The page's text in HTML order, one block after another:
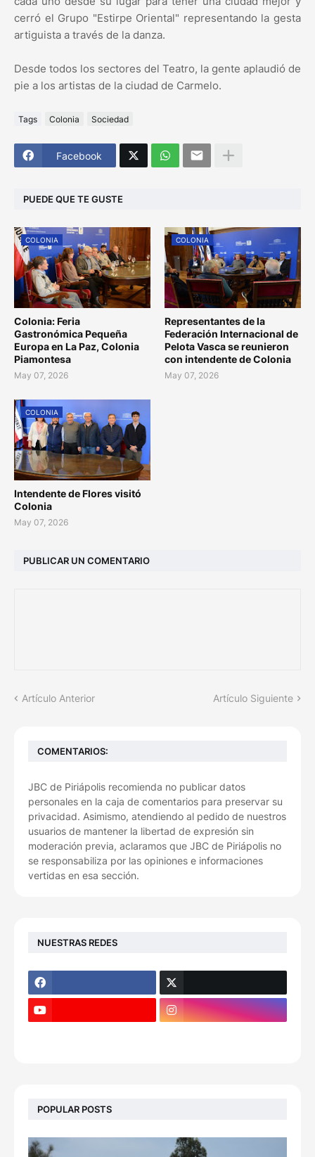
cerró el Grupo "Estirpe Oriental" representando la gesta
artiguista a través de la danza.
Desde todos los sectores del Teatro, la gente aplaudió de
pie a los artistas de la ciudad de Carmelo.
Tags Colonia Sociedad
Facebook
PUEDE QUE TE GUSTE
COLONIA
Colonia: Feria
Gastronómica Pequeña
Europa en La Paz, Colonia
Piamontesa
May 07, 2026
COLONIA
Representantes de la
Federación Internacional de
Pelota Vasca se reunieron
con intendente de Colonia
May 07, 2026
COLONIA
Intendente de Flores visitó
Colonia
May 07, 2026
PUBLICAR UN COMENTARIO
Artículo Anterior Artículo Siguiente
COMENTARIOS:
JBC de Piriápolis recomienda no publicar datos
personales en la caja de comentarios para preservar su
privacidad. Asimismo, atendiendo al pedido de nuestros
usuarios de mantener la libertad de expresión sin
moderación previa, aclaramos que JBC de Piriápolis no
se responsabiliza por las opiniones e informaciones
vertidas en esa sección.
NUESTRAS REDES
POPULAR POSTS